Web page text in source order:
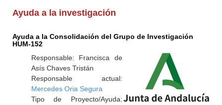
Ayuda a la investigación
Ayuda a la Consolidación del Grupo de Investigación
HUM-152
Responsable: Francisca de
Asís Chaves Tristán
Responsable actual:
Mercedes Oria Segura
Tipo de Proyecto/Ayuda: